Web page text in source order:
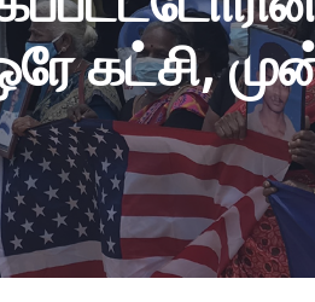
கட்சி,